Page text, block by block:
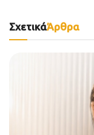
ΣχετικάΆρθρα